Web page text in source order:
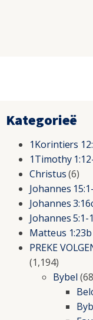
Kategorieë
1Korintiers
1Timothy
Christus(6)
Johannes
Johannes
Johannes 5:1-
Matteus 1:23b
PREKE
(1,194)
Bybel